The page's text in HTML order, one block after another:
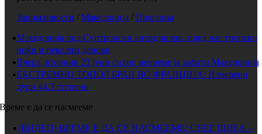
Занимливости / Македонија / Прогноза
Македонија под Суптропски антициклон, пред нас тропски
ноќи и пеколни денови
Вчера, вторник 23 јуни силно невреме ја зафати Македонија
ЕКСТРЕМНО ТОПОЛ БРАН ВО ФРАНЦИЈА: Измерени
дури 44.3 степени
Време е да се насмееме
(ВИДЕО) ВРЕМЕ Е ДА СЕ НАСМЕЕМЕ: СНЕГ ШИБА –